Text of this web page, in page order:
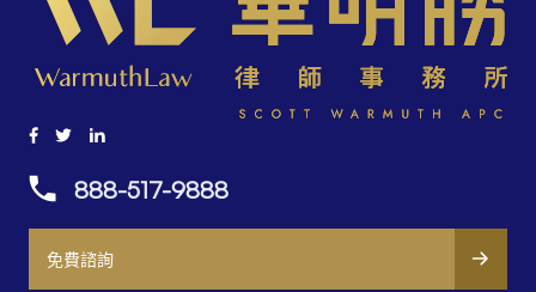
888-517-9888
免費諮詢